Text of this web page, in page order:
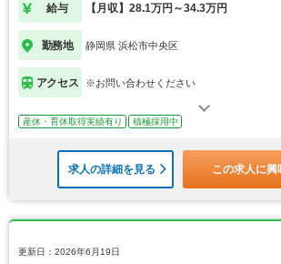
給与 【月収】28.1万円～34.3万円
勤務地 静岡県 浜松市中央区
アクセス ※お問い合わせください
産休・育休取得実績有り 積極採用中
求人の詳細を見る この求人に興
更新日：2026年6月19日